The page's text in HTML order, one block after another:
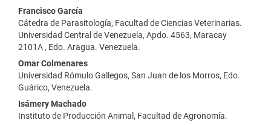
Francisco García
Cátedra de Parasitología, Facultad de Ciencias Veterinarias.
Universidad Central de Venezuela, Apdo. 4563, Maracay
2101A , Edo. Aragua. Venezuela.
Omar Colmenares
Universidad Rómulo Gallegos, San Juan de los Morros, Edo.
Guárico, Venezuela.
Isámery Machado
Instituto de Producción Animal, Facultad de Agronomía.